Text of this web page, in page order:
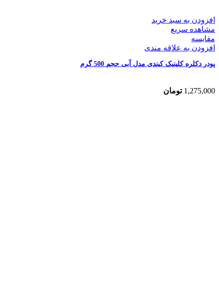
افزودن به سبد خرید
مشاهده سریع
مقایسه
افزودن به علاقه مندی
پودر دکلره کلینیک کیندی مدل آبی حجم 500 گرم
1,275,000 تومان